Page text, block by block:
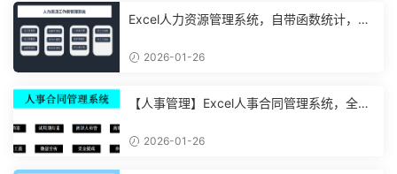
Excel人力资源管理系统，自带函数统计，功
2026-01-26
【人事管理】Excel人事合同管理系统，全函
2026-01-26